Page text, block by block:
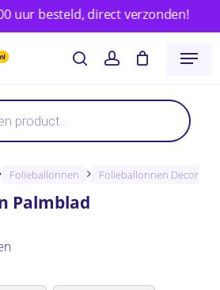
besteld, direct verzonden!
searchaccount
Menu
Close
Folieballonnen Folieballonnen Decoratie
Palmblad